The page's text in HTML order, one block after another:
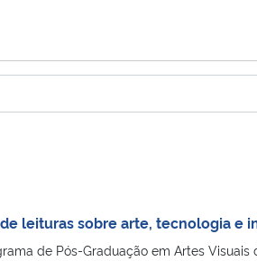
leituras sobre arte, tecnologia e
de Pós-Graduação em Artes